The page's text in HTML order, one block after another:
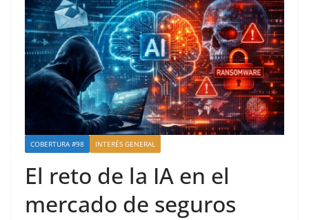
COBERTURA #98 INTERÉS GENERAL
El reto de la IA en el
mercado de seguros